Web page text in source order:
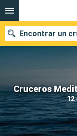
Cruceros
12
Encontrar un
Nuestros
Fecha de salida
Puertos